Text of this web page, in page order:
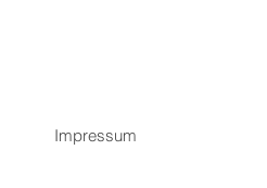
Impressum